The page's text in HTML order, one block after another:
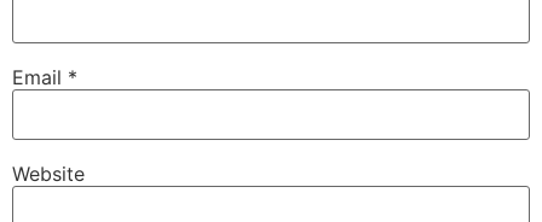
Email *
Website